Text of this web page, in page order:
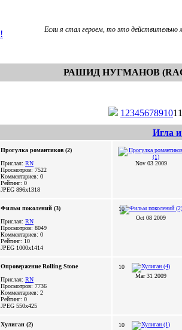
Если я стал героем, то это действительно
РАШИД НУГМАНОВ
1 234567891011
Игла
Прогулка романтиков (2)
Прислал: RN
Просмотров: 7522
Комментариев: 0
Рейтинг: 0
JPEG 896x1318
Nov 03 2009
Фильм поколений (3)
Прислал: RN
Просмотров: 8049
Комментариев: 0
Рейтинг: 10
JPEG 1000x1414
10
Oct 08 2009
Опровержение Rolling Stone
Прислал: RN
Просмотров: 7736
Комментариев: 2
Рейтинг: 0
JPEG 550x425
10
Mar 31 2009
Хулиган (2)
10